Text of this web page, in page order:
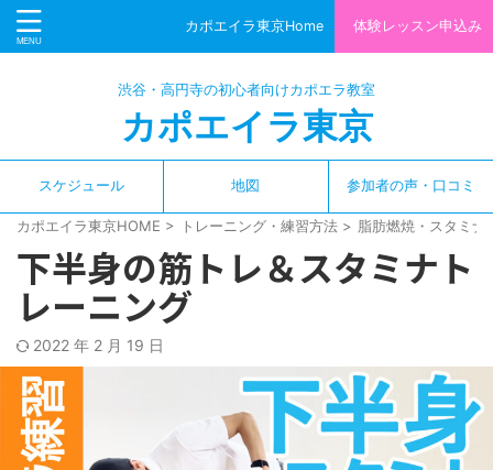
カポエイラ東京Home 体験レッスン申込み
渋谷・高円寺の初心者向けカポエラ教室
カポエイラ東京
スケジュール 地図 参加者の声・口コミ
カポエイラ東京HOME > トレーニング・練習方法 > 脂肪燃焼・スタミナ
下半身の筋トレ＆スタミナト
レーニング
2022 年 2 月 19 日